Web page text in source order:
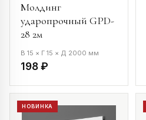
Молдинг
ударопрочный GPD-
28 2м
В 15 × Г 15 × Д 2000 мм
198 ₽
НОВИНКА